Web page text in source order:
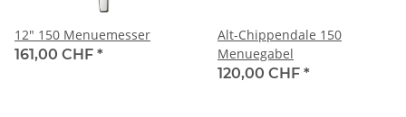
12" 150 Menuemesser
161,00 CHF *
Alt-Chippendale 150
Menuegabel
120,00 CHF *